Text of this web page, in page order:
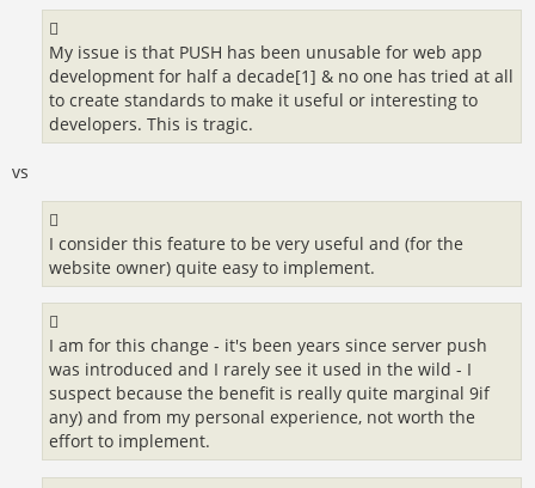
My issue is that PUSH has been unusable for web app
development for half a decade[1] & no one has tried at all
to create standards to make it useful or interesting to
developers. This is tragic.
vs
I consider this feature to be very useful and (for the
website owner) quite easy to implement.
I am for this change - it's been years since server push
was introduced and I rarely see it used in the wild - I
suspect because the benefit is really quite marginal 9if
any) and from my personal experience, not worth the
effort to implement.